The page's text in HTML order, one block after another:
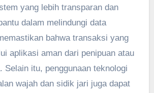
yang lebih transparan dan
dalam melindungi data
bahwa transaksi yang
aplikasi aman dari penipuan atau
Selain itu, penggunaan teknologi
wajah dan sidik jari juga dapat